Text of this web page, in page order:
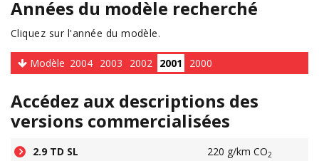
Années du modèle recherché
Cliquez sur l'année du modèle.
Modèle 2004 2003 2002 2001 2000
Accédez aux descriptions des
versions commercialisées
2.9 TD SL 220 g/km CO2